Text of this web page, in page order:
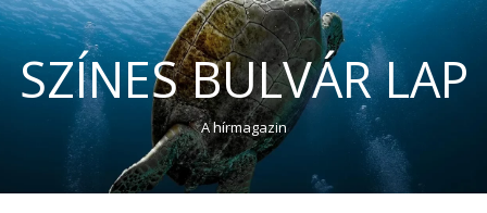
SZÍNES BULVÁR LAP
A hírmagazin